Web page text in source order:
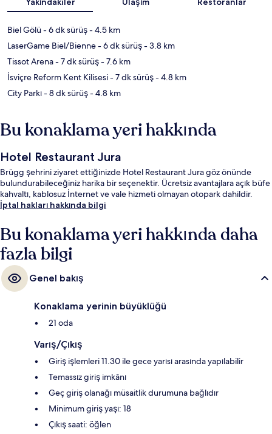
Biel Gölü- 6 dk sürüş- 4.5 km
LaserGame Biel/Bienne- 6 dk sürüş- 3.8 km
Tissot Arena- 7 dk sürüş- 7.6 km
İsviçre Reform Kent Kilisesi- 7 dk sürüş- 4.8 km
City Parkı- 8 dk sürüş- 4.8 km
Bu konaklama yeri hakkında
Hotel Restaurant Jura
Brügg şehrini ziyaret ettiğinizde Hotel Restaurant Jura göz önünde
bulundurabileceğiniz harika bir seçenektir. Ücretsiz avantajlara açık büfe
kahvaltı, kablosuz İnternet ve vale hizmeti olmayan otopark dahildir.
İptal hakları hakkında bilgi
Bu konaklama yeri hakkında daha
fazla bilgi
Genel bakış
Konaklama yerinin büyüklüğü
21 oda
Varış/Çıkış
Giriş işlemleri 11.30 ile gece yarısı arasında yapılabilir
Temassız giriş imkânı
Geç giriş olanağı müsaitlik durumuna bağlıdır
Minimum giriş yaşı: 18
Çıkış saati: öğlen